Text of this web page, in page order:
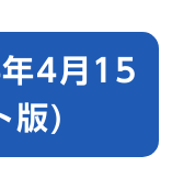
4月15
版)